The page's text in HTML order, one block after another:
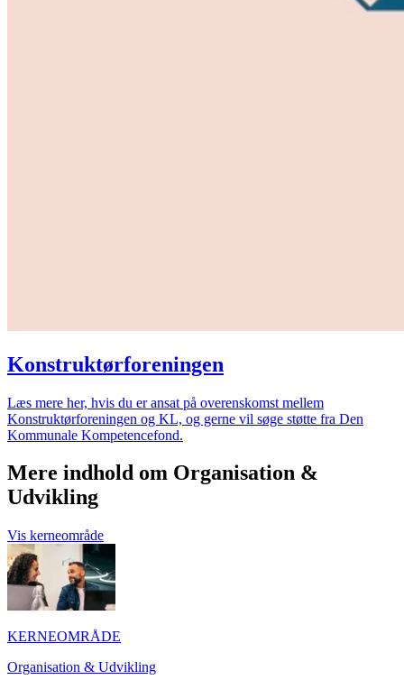
Konstruktørforeningen
Læs mere her, hvis du er ansat på overenskomst mellem
Konstruktørforeningen og KL, og gerne vil søge støtte fra Den
Kommunale Kompetencefond.
Mere indhold om Organisation &
Udvikling
Vis kerneområde
KERNEOMRÅDE
Organisation & Udvikling